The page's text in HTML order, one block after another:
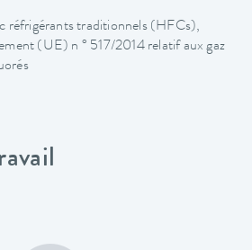
réfrigérants traditionnels (HFCs),
(UE) n ° 517/2014 relatif aux gaz